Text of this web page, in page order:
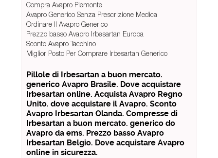
Compra Avapro Piemonte
Avapro Generico Senza Prescrizione Medica
Ordinare Il Avapro Generico
Prezzo basso Avapro Irbesartan Europa
Sconto Avapro Tacchino
Miglior Posto Per Comprare Irbesartan Generico
Pillole di Irbesartan a buon mercato.
generico Avapro Brasile. Dove acquistare
Irbesartan online. Acquista Avapro Regno
Unito. dove acquistare il Avapro. Sconto
Avapro Irbesartan Olanda. Compresse di
Irbesartan a buon mercato. generico do
Avapro da ems. Prezzo basso Avapro
Irbesartan Belgio. Dove acquistare Avapro
online in sicurezza.